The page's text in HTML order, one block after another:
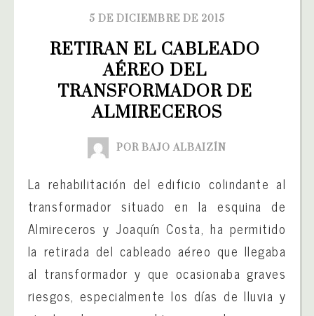
5 DE DICIEMBRE DE 2015
RETIRAN EL CABLEADO
AÉREO DEL
TRANSFORMADOR DE
ALMIRECEROS
POR BAJO ALBAIZÍN
La rehabilitación del edificio colindante al
transformador situado en la esquina de
Almireceros y Joaquín Costa, ha permitido
la retirada del cableado aéreo que llegaba
al transformador y que ocasionaba graves
riesgos, especialmente los días de lluvia y